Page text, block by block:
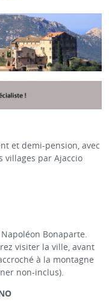
et demi-pension, avec
villages par Ajaccio
Bonaparte.
visiter la ville, avant
à la montagne
non-inclus).